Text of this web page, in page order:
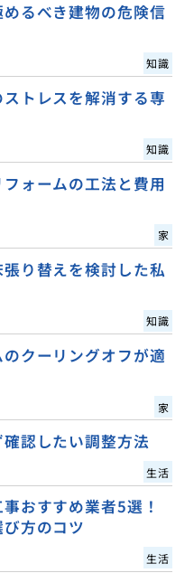
るべき建物の危険信
知識
トレスを解消する専
知識
ォームの工法と費用
家
り替えを検討した私
知識
クーリングオフが適
家
認したい調整方法
生活
おすすめ業者5選！
方のコツ
生活